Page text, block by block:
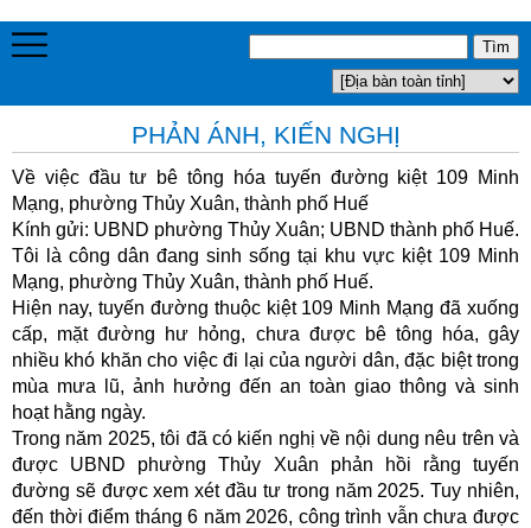
PHẢN ÁNH, KIẾN NGHỊ
Về việc đầu tư bê tông hóa tuyến đường kiệt 109 Minh
Mạng, phường Thủy Xuân, thành phố Huế
Kính gửi: UBND phường Thủy Xuân; UBND thành phố Huế.
Tôi là công dân đang sinh sống tại khu vực kiệt 109 Minh
Mạng, phường Thủy Xuân, thành phố Huế.
Hiện nay, tuyến đường thuộc kiệt 109 Minh Mạng đã xuống
cấp, mặt đường hư hỏng, chưa được bê tông hóa, gây
nhiều khó khăn cho việc đi lại của người dân, đặc biệt trong
mùa mưa lũ, ảnh hưởng đến an toàn giao thông và sinh
hoạt hằng ngày.
Trong năm 2025, tôi đã có kiến nghị về nội dung nêu trên và
được UBND phường Thủy Xuân phản hồi rằng tuyến
đường sẽ được xem xét đầu tư trong năm 2025. Tuy nhiên,
đến thời điểm tháng 6 năm 2026, công trình vẫn chưa được